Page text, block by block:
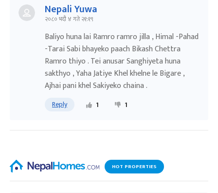
Nepali Yuwa
२०८० भदौ ४ गते २१:१९
Baliyo huna lai Ramro ramro jilla , Himal -Pahad
-Tarai Sabi bhayeko paach Bikash Chettra
Ramro thiyo . Tei anusar Sanghiyeta huna
sakthyo , Yaha Jatiye Khel khelne le Bigare ,
Ajhai pani khel Sakiyeko chaina .
Reply 1 1
HOT PROPERTIES